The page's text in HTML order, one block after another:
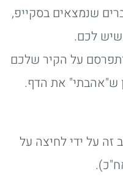
שנמצאים בסקייפ,
שיש לכם.
על הקיר שלכם
ש"אהבתי" את הדף.
על ידי לחיצה על